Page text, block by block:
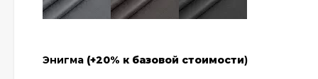
Энигма (+20% к базовой стоимости)